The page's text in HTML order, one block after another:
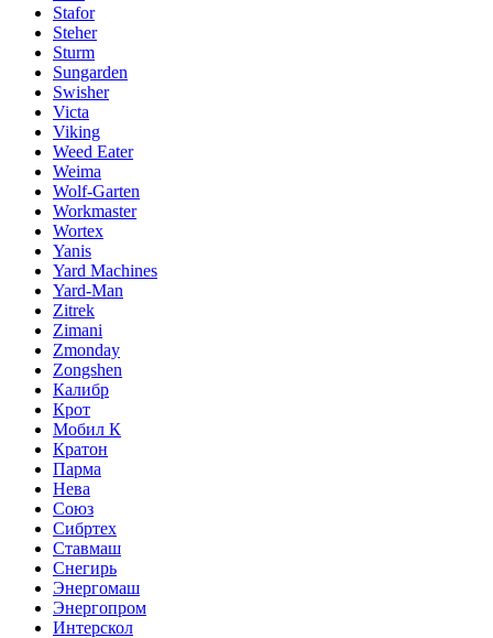
Stafor
Steher
Sturm
Sungarden
Swisher
Victa
Viking
Weed Eater
Weima
Wolf-Garten
Workmaster
Wortex
Yanis
Yard Machines
Yard-Man
Zitrek
Zimani
Zmonday
Zongshen
Калибр
Крот
Мобил К
Кратон
Парма
Нева
Союз
Сибртех
Ставмаш
Снегирь
Энергомаш
Энергопром
Интерскол